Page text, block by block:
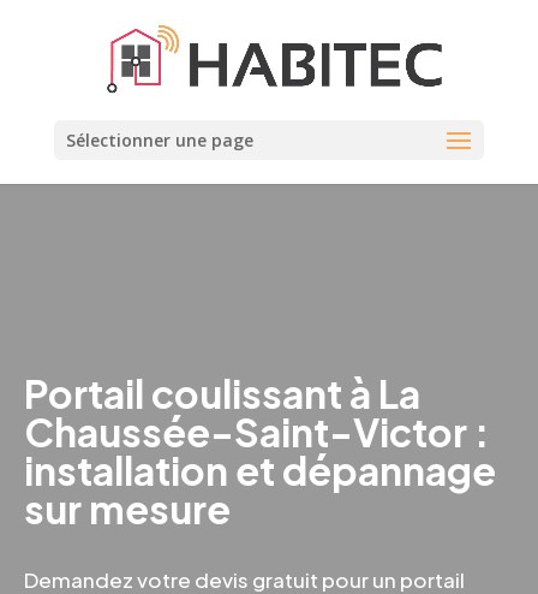
Sélectionner une page
Portail coulissant à La
Chaussée-Saint-Victor :
installation et dépannage
sur mesure
Demandez votre devis gratuit pour un portail